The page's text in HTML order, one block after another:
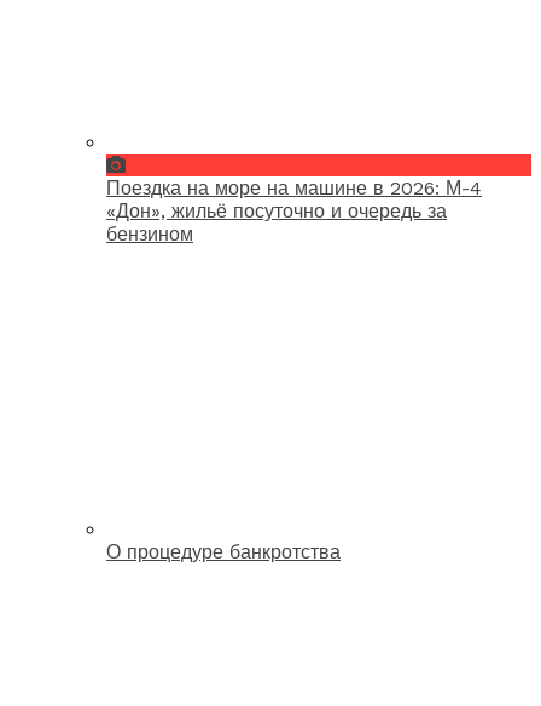
Поездка на море на машине в 2026: М-4
«Дон», жильё посуточно и очередь за
бензином
О процедуре банкротства